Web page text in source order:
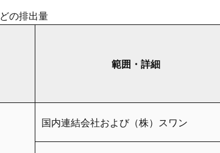
の排出量
範囲・詳細
国内連結会社および（株）スワン